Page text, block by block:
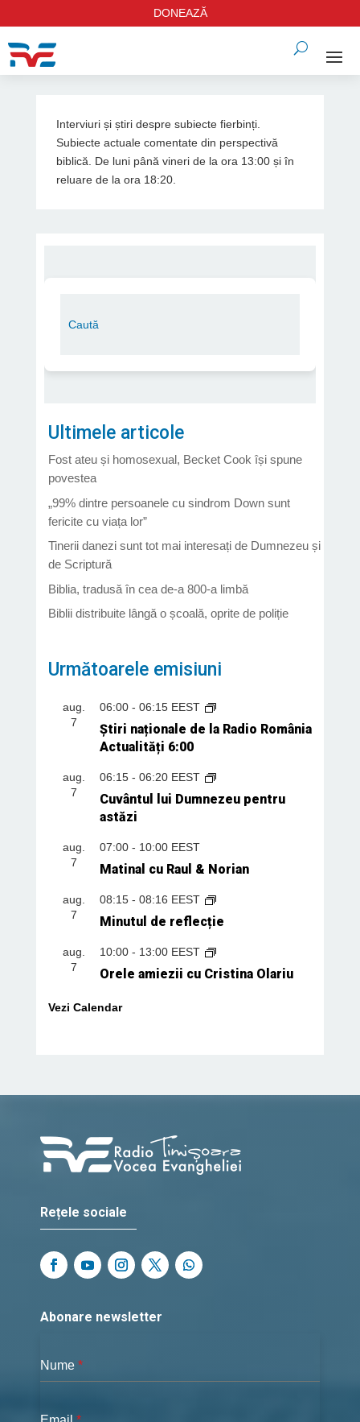
DONEAZĂ
Interviuri și știri despre subiecte fierbinți.
Subiecte actuale comentate din perspectivă
biblică. De luni până vineri de la ora 13:00 și în
reluare de la ora 18:20.
Ultimele articole
Fost ateu și homosexual, Becket Cook își spune
povestea
„99% dintre persoanele cu sindrom Down sunt
fericite cu viața lor”
Tinerii danezi sunt tot mai interesați de Dumnezeu și
de Scriptură
Biblia, tradusă în cea de-a 800-a limbă
Biblii distribuite lângă o școală, oprite de poliție
Următoarele emisiuni
aug.
7
06:00- 06:15 EEST
Știri naționale de la Radio România
Actualități 6:00
aug.
7
06:15- 06:20 EEST
Cuvântul lui Dumnezeu pentru
astăzi
aug.
7
07:00- 10:00 EEST
Matinal cu Raul & Norian
aug.
7
08:15- 08:16 EEST
Minutul de reflecție
aug.
7
10:00- 13:00 EEST
Orele amiezii cu Cristina Olariu
Vezi Calendar
Rețele sociale
Abonare newsletter
Nume *